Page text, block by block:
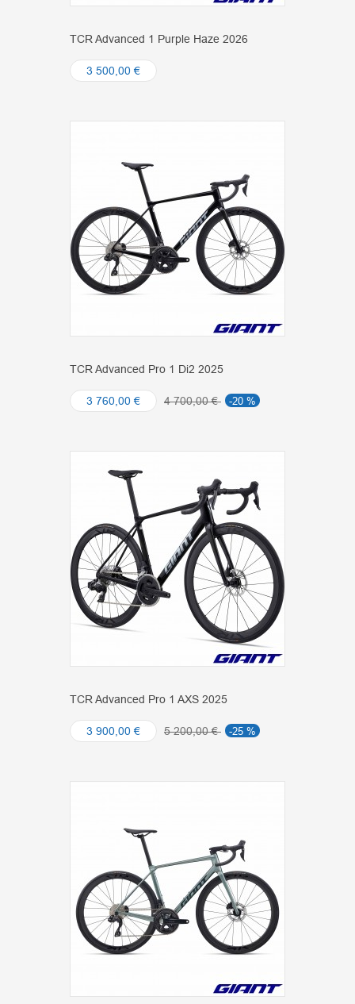
TCR Advanced 1 Purple Haze 2026
3 500,00 €
TCR Advanced Pro 1 Di2 2025
3 760,00 € 4 700,00 € -20 %
TCR Advanced Pro 1 AXS 2025
3 900,00 € 5 200,00 € -25 %